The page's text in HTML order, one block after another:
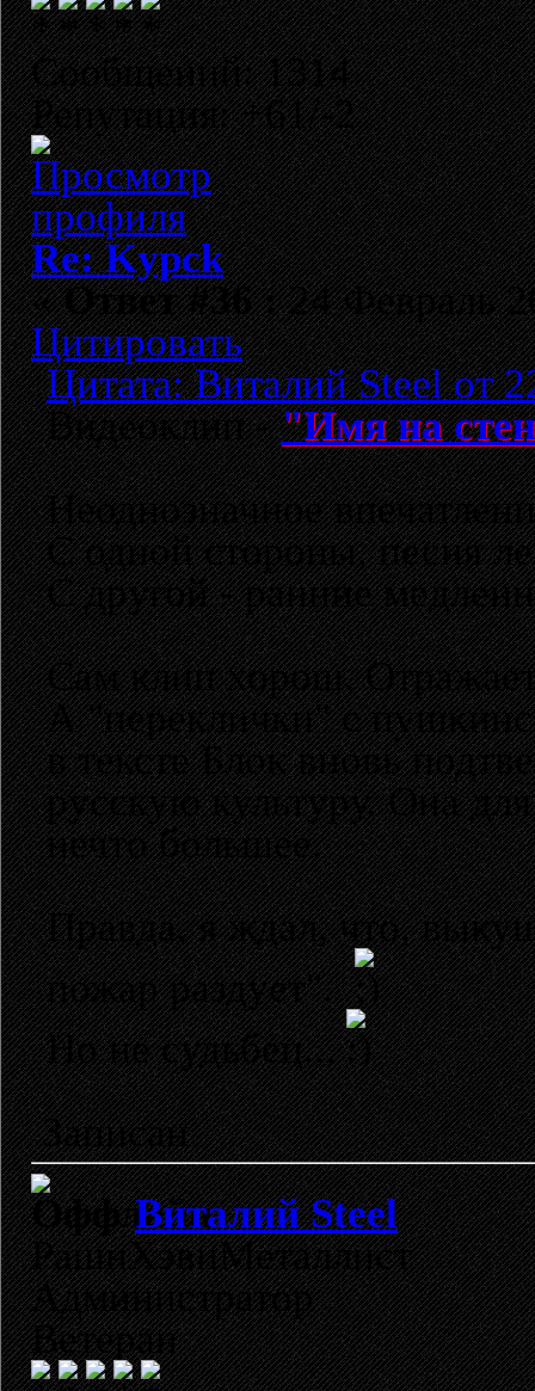
Сообщений: 1314
Репутация: +61/-2
Re: Kypck
«Ответ #36 :24 Февраль
Цитировать
Цитата: Виталий Steel от
Видеоклип -"Имя на
Неоднозначное
С одной стороны, песня
С другой - ранние
Сам клип хорош.
А "переклички" с
в тексте Блок вновь
русскую культуру. Она
нечто большее.
Правда, я ждал, что,
пожар раздует".
Но не судьбец...
Записан
Виталий Steel
РашнХэвиМеталлист
Администратор
Ветеран